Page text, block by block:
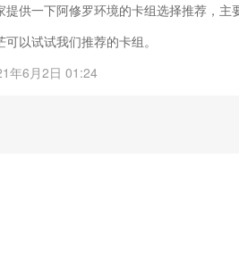
提供一下阿修罗环境的卡组选择推荐，
以试试我们推荐的卡组。
年6月2日 01:24